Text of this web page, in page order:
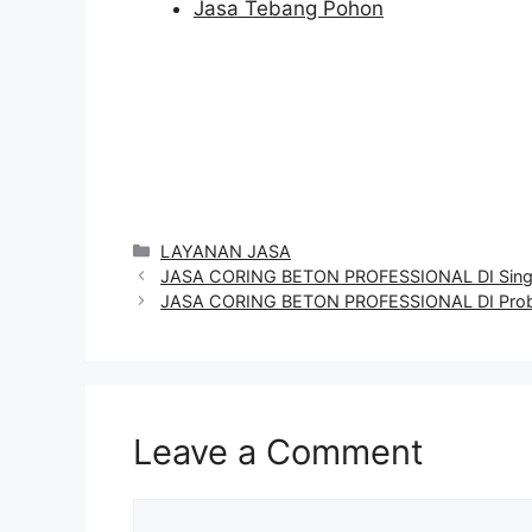
Jasa Tebang Pohon
Categories
LAYANAN JASA
JASA CORING BETON PROFESSIONAL DI
JASA CORING BETON PROFESSIONAL DI
Leave a Comment